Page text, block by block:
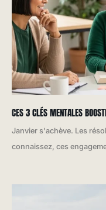
CES 3 CLÉS MENTALES
Janvier s'achève. Les
connaissez, ces